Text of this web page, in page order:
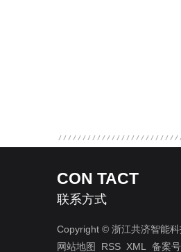
CON TACT
联系方式
Copyright © 浙江共济智能
网站地图
RSS XML 备案号